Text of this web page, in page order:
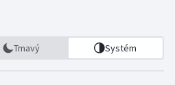
Tmavý Systém